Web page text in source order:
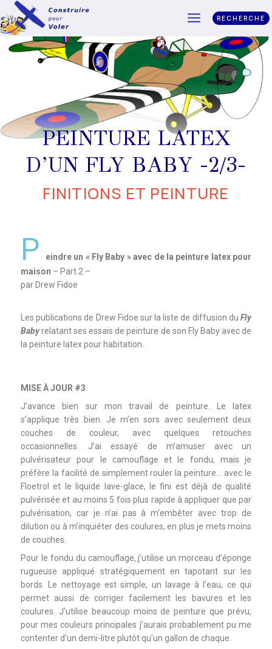
RECHERCHE
PEINTURE LATEX
D’UN FLY BABY -2/3-
FINITIONS ET PEINTURE
P
eindre un « Fly Baby » avec de la peinture latex pour
maison – Part 2 –
par Drew Fidoe
Les publications de Drew Fidoe sur la liste de diffusion du Fly
Babyrelatant ses essais de peinture de son Fly Baby avec de
la peinture latex pour habitation.
MISE À JOUR #3
J’avance bien sur mon travail de peinture. Le latex
s’applique très bien. Je m’en sors avec seulement deux
couches de couleur, avec quelques retouches
occasionnelles. J’ai essayé de m’amuser avec un
pulvérisateur pour le camouflage et le fondu, mais je
préfère la facilité de simplement rouler la peinture… avec le
Floetrol et le liquide lave-glace, le fini est déjà de qualité
pulvérisée et au moins 5 fois plus rapide à appliquer que par
pulvérisation, car je n’ai pas à m’embêter avec trop de
dilution ou à m’inquiéter des coulures, en plus je mets moins
de couches.
Pour le fondu du camouflage, j’utilise un morceau d’éponge
rugueuse appliqué stratégiquement en tapotant sur les
bords. Le nettoyage est simple, un lavage à l’eau, ce qui
permet aussi de corriger facilement les bavures et les
coulures. J’utilise beaucoup moins de peinture que prévu,
pour mes couleurs principales j’aurais probablement pu me
contenter d’un demi-litre plutôt qu’un gallon de chaque.